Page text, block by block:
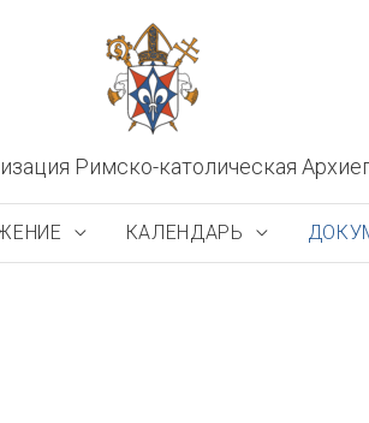
Римско-католическая
КАЛЕНДАРЬ